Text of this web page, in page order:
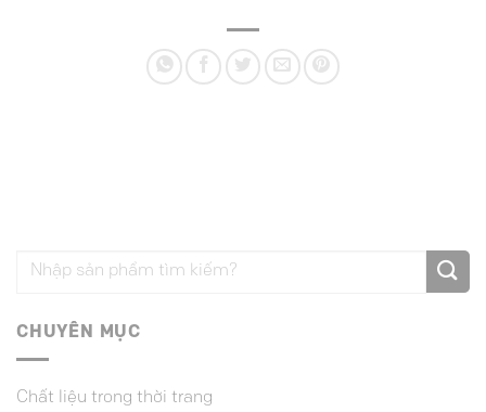
CHUYÊN MỤC
Chất liệu trong thời trang